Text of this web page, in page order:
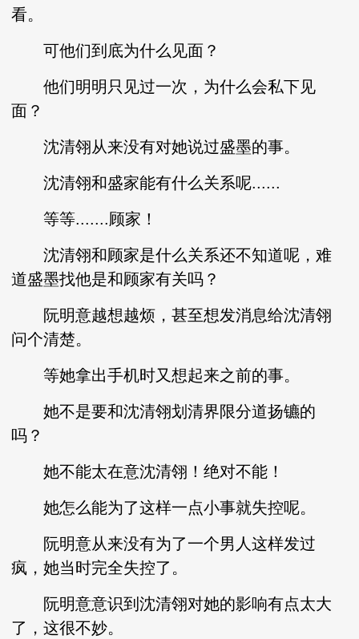
看。
可他们到底为什么见面？
他们明明只见过一次，为什么会私下见
面？
沈清翎从来没有对她说过盛墨的事。
沈清翎和盛家能有什么关系呢......
等等.......顾家！
沈清翎和顾家是什么关系还不知道呢，难
道盛墨找他是和顾家有关吗？
阮明意越想越烦，甚至想发消息给沈清翎
问个清楚。
等她拿出手机时又想起来之前的事。
她不是要和沈清翎划清界限分道扬镳的
吗？
她不能太在意沈清翎！绝对不能！
她怎么能为了这样一点小事就失控呢。
阮明意从来没有为了一个男人这样发过
疯，她当时完全失控了。
阮明意意识到沈清翎对她的影响有点太大
了，这很不妙。